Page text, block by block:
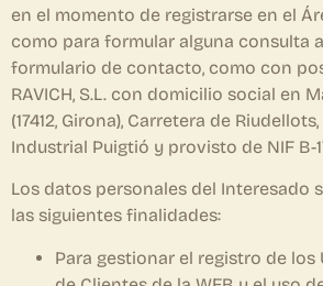
en el momento de registrarse en el
como para formular alguna consulta
formulario de contacto, como con
RAVICH, S.L. con domicilio social en
(17412, Girona), Carretera de
Industrial Puigtió y provisto de NIF B-
Los datos personales del Interesado
las siguientes finalidades:
Para gestionar el registro de los